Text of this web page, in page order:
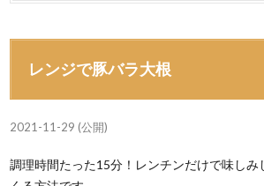
レンジで豚バラ大根
2021-11-29 (公開)
調理時間たった15分！レンチンだけで味しみ